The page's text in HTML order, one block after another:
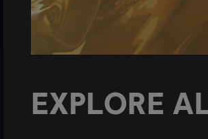
EXPLORE